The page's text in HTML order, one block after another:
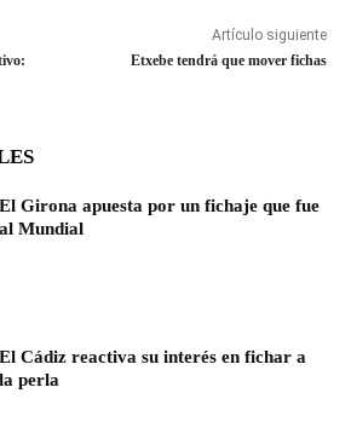
Artículo siguiente
Etxebe tendrá que mover fichas
El Girona apuesta por un fichaje que fue
al Mundial
El Cádiz reactiva su interés en fichar a
la perla